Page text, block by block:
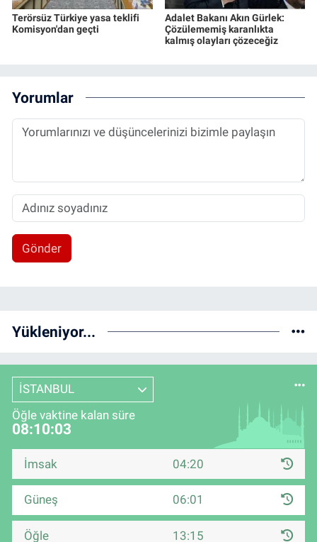
Terörsüz Türkiye yasa teklifi
Komisyon'dan geçti
Adalet Bakanı Akın Gürlek:
Çözülememiş karanlıkta
kalmış olayları çözeceğiz
Yorumlar
Gönder
Yükleniyor...
İSTANBUL
Öğle vaktine kalan süre
08:10:02
İmsak 04:20
Güneş 06:01
Öğle 13:15